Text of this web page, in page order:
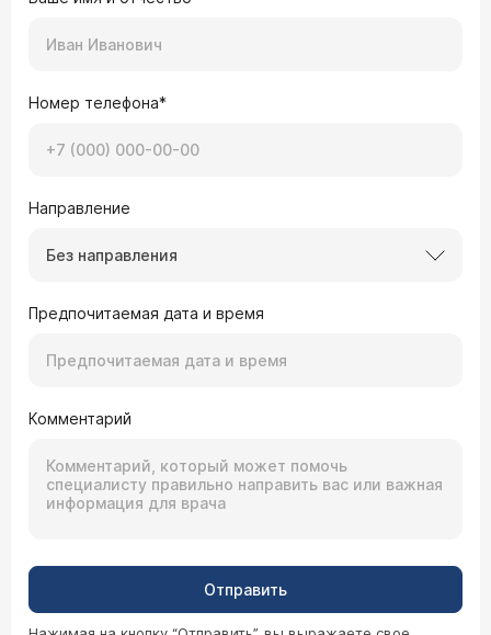
Номер телефона*
Направление
Без направления
Предпочитаемая дата и время
Комментарий
Отправить